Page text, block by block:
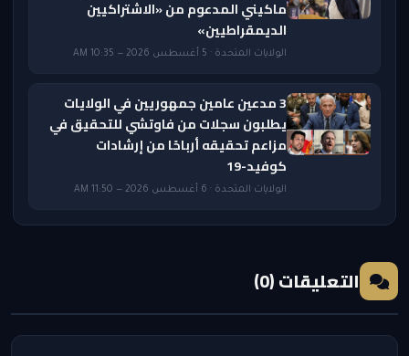
ماكيني المدعوم من «الاشتراكيين
الديمقراطيين»
الولايات المتحدة · 5 أغسطس 2026 — 10:35 AM
3 مدعين عامين جمهوريين في الولايات
يطلبون سجلات من فاوتشي للتحقيق في
مزاعم تحقيقه أرباحًا من إرشادات
كوفيد-19
الولايات المتحدة · 6 أغسطس 2026 — 11:50 AM
التعليقات (0)